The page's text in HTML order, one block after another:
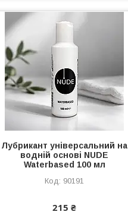
Лубрикант універсальний на
водній основі NUDE
Waterbased 100 мл
90191
215 ₴